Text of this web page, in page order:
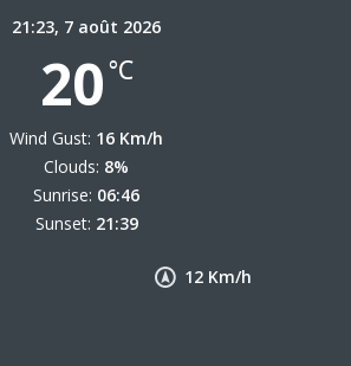
21:23, 7 août 2026
20°C
12 Km/h
Wind Gust: 16 Km/h
Clouds: 8%
Sunrise: 06:46
Sunset: 21:39